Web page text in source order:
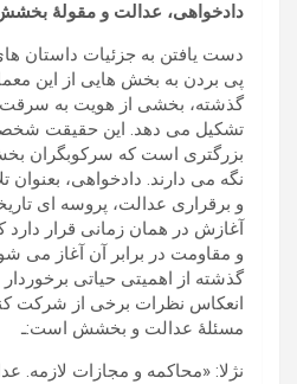
دادخواهی، عدالت و مقولۀ
دست یافتن به جزئیات داستان
پی بردن به بخش هایی از این
گذشته، بخشی از هویت به سرقت
تشکیل می دهد. این حقیقت
بزرگتری است که سرکوبگران
نگه می دارند. دادخواهی،
و برقراری عدالت، پروسه ای
آغازش در همان زمانی قرار دارد
و مقاومت در برابر آن آغاز می
گذشته از اهمیتی حیاتی
انعکاس نظرات برخی از شرکت
مسئلۀ عدالت و بخشش است:ـ
نژلا: «محاکمه و مجازات لازمه.